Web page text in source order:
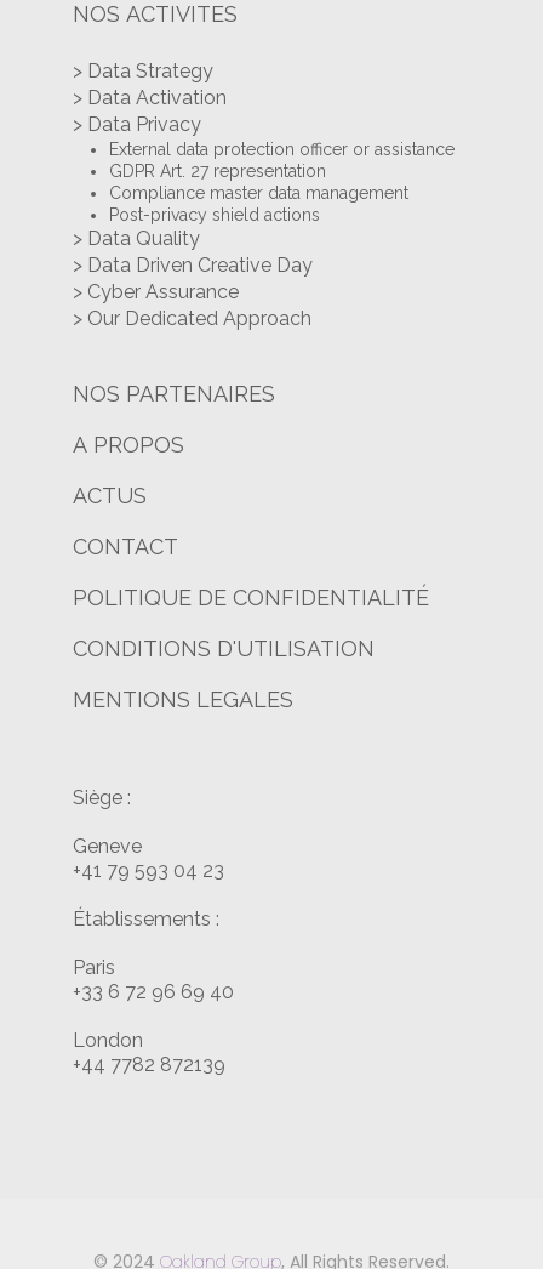
NOS ACTIVITES
> Data Strategy
> Data Activation
> Data Privacy
External data protection officer or assistance
GDPR Art. 27 representation
Compliance master data management
Post-privacy shield actions
> Data Quality
> Data Driven Creative Day
> Cyber Assurance
> Our Dedicated Approach
NOS PARTENAIRES
A PROPOS
ACTUS
CONTACT
POLITIQUE DE CONFIDENTIALITÉ
CONDITIONS D'UTILISATION
MENTIONS LEGALES
Siège :
Geneve
+41 79 593 04 23
Établissements :
Paris
+33 6 72 96 69 40
London
+44 7782 872139
© 2024 Oakland Group, All Rights Reserved.